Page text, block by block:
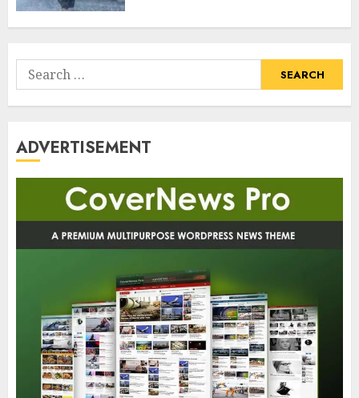
Search
for:
ADVERTISEMENT